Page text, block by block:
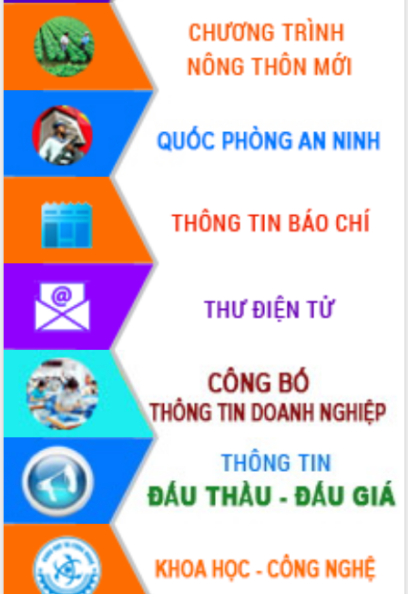
Nâng cao hiệu quả hoạt động của các
doanh nghiệp nhà nước
Hội nghị triển khai kết nối mạng
truyền số liệu chuyên dùng phục vụ cơ
quan Đảng, Nhà nước
Lễ phát động chuỗi hoạt động chung
tay làm sạch môi trường
Xã Ea Kar bước chuyển mình trong
công tác cải cách hành chính mô hình
UBND tỉnh họp báo định kỳ tháng 4
năm 2026
Hội thảo khoa học “Giải pháp thúc đẩy
phát triển nền kinh tế xanh tại tỉnh
Đắk Lắk”
Tăng cường giám sát, đôn đốc thực
hiện nhiệm vụ quản lý tài sản công
hàng tuần
Tháo gỡ những vướng mắc, đẩy mạnh
công tác cải cách thủ tục hành chính
tại Trung tâm Phục vụ hành chính
công tỉnh
Đắk Lắk: Tôn vinh 46 giải pháp tại Hội
thi Sáng tạo Kỹ thuật 2024 - 2025
Đắk Lắk rà soát, điều chỉnh Đề án 190
về phát triển nuôi trồng thủy sản
Phó Chủ tịch UBND tỉnh Đắk Lắk
Trương Công Thái kiểm tra thực địa
Dự án cao tốc Khánh Hòa - Buôn Ma
Thuột